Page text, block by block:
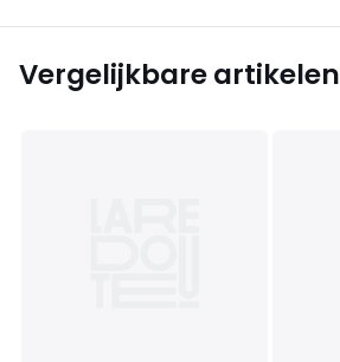
Vergelijkbare artikelen